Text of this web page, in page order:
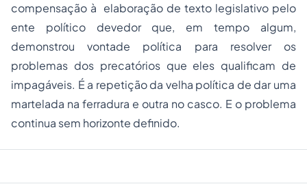
compensação à elaboração de texto legislativo pelo
ente político devedor que, em tempo algum,
demonstrou vontade política para resolver os
problemas dos precatórios que eles qualificam de
impagáveis. É a repetição da velha política de dar uma
martelada na ferradura e outra no casco. E o problema
continua sem horizonte definido.